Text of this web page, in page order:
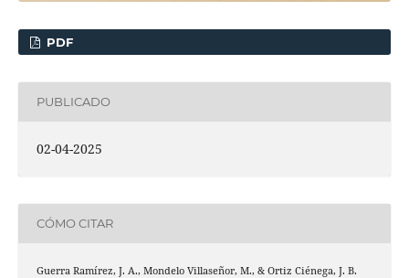
PDF
PUBLICADO
02-04-2025
CÓMO CITAR
Guerra Ramírez, J. A., Mondelo Villaseñor, M., & Ortiz Ciénega, J. B.